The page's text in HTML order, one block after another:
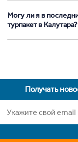
Могу ли я в
турпакет в Калутара?
Получать